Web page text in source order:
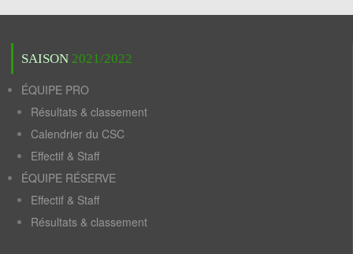
SAISON 2021/2022
ÉQUIPE PRO
Résultats & classement
Calendrier du CSC
Effectif & Staff
ÉQUIPE RÉSERVE
Effectif & Staff
Résultats & classement